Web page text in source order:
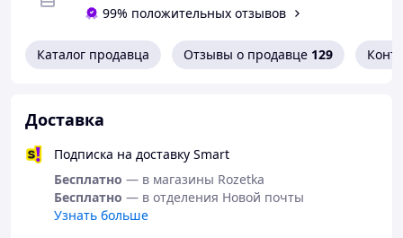
стануть вашим незамінним помічником як у
повсякденному житті, так і під час активного
99% положительных отзывов
Каталог продавца Отзывы о продавце 129
Доставка
Подписка на доставку Smart
Бесплатно — в магазины Rozetka
Бесплатно — в отделения Новой почты
Узнать больше